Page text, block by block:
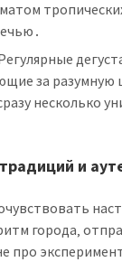
за разумную
несколько
и
города‚
про